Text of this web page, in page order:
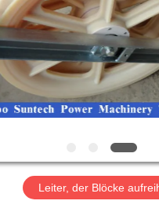
Leiter, der Blöcke